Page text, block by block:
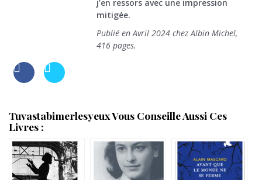
j’en ressors avec une impression
mitigée.
Publié en Avril 2024 chez Albin Michel,
416 pages.
Tuvastabimerlesyeux Vous Conseille Aussi Ces
Livres :